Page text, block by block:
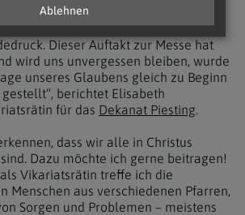
mit lautem Applaus und
neben ihnen mit einem
Dieser Auftakt zur Messe hat
wird uns unvergessen bleiben, wurde
unseres Glaubens gleich zu Beginn
berichtet Elisabeth
für das Dekanat Piesting.
dass wir alle in Christus
Dazu möchte ich gerne beitragen!
Vikariatsrätin treffe ich die
Menschen aus verschiedenen Pfarren,
Sorgen und Problemen – meistens
Ablehnen